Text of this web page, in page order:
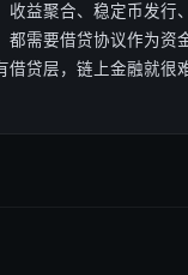
收益聚合、稳定币发行
都需要借贷协议作为资
借贷层，链上金融就很